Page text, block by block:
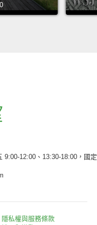
9:00-12:00、13:30-18:00，國定
隱私權與服務條款